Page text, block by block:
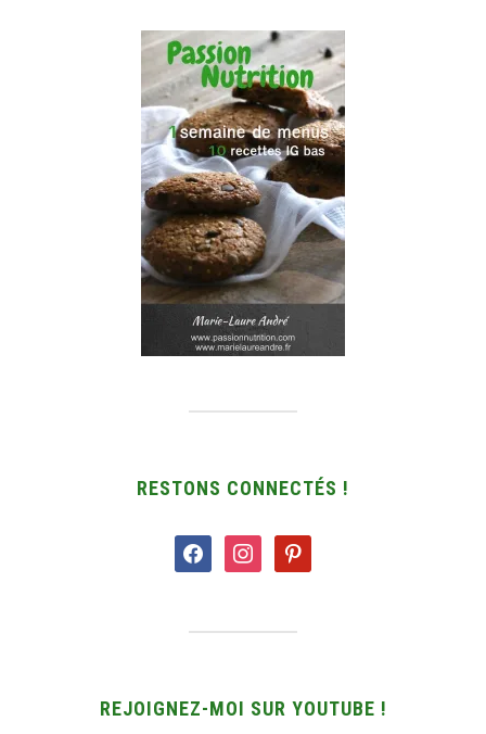
RESTONS CONNECTÉS !
facebookinstagrampinterest
REJOIGNEZ-MOI SUR YOUTUBE !